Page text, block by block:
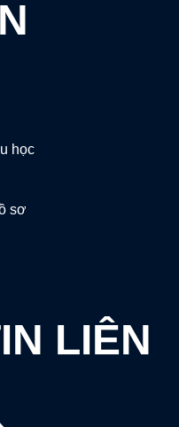
học
sơ
LIÊN